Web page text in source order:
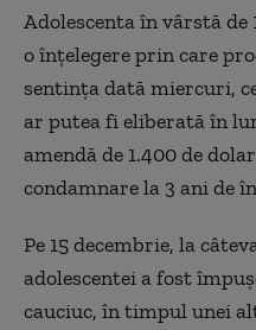
Adolescenta în vârstă de
o înțelegere prin care
sentința dată miercuri,
ar putea fi eliberată în
amendă de 1.400 de
condamnare la 3 ani de
Pe 15 decembrie, la
adolescentei a fost
cauciuc, în timpul unei